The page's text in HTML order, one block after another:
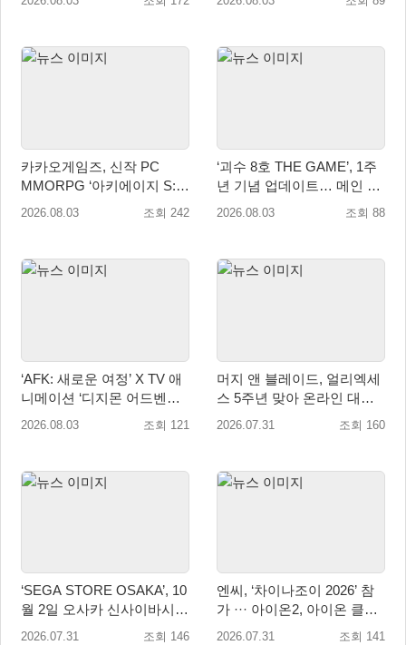
카카오게임즈, 신작 PC
MMORPG ‘아키에이지 S:
자유의 해협’ 글로벌 퍼블리
2026.08.03 조회 242
‘괴수 8호 THE GAME’, 1주
년 기념 업데이트… 메인 스
토리 14장 공개
2026.08.03 조회 88
‘AFK: 새로운 여정’ X TV 애
니메이션 ‘디지몬 어드벤처’
콜라보레이션 8월 18일 진행
2026.08.03 조회 121
머지 앤 블레이드, 얼리엑세
스 5주년 맞아 온라인 대전
모드 업데이트
2026.07.31 조회 160
‘SEGA STORE OSAKA’, 10
월 2일 오사카 신사이바시에
개점
2026.07.31 조회 146
엔씨, ‘차이나조이 2026’ 참
가 ··· 아이온2, 아이온 클래
식 2종 출품
2026.07.31 조회 141